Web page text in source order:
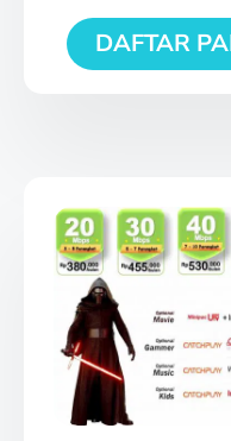
DAFTAR